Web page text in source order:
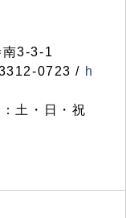
3-3-1
0723 / h
土・日・祝